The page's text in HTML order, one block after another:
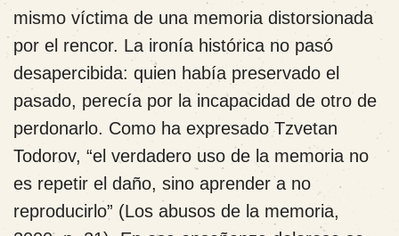
mismo víctima de una memoria distorsionada
por el rencor. La ironía histórica no pasó
desapercibida: quien había preservado el
pasado, perecía por la incapacidad de otro de
perdonarlo. Como ha expresado Tzvetan
Todorov, “el verdadero uso de la memoria no
es repetir el daño, sino aprender a no
reproducirlo” (Los abusos de la memoria,